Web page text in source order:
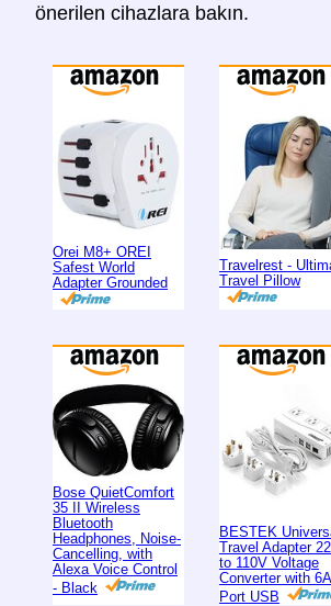
önerilen cihazlara bakın.
Orei M8+ OREI
Safest World
Adapter Grounded
Travelrest -
Travel Pillow
Bose QuietComfort
35 II Wireless
Bluetooth
Headphones, Noise-
Cancelling, with
Alexa Voice Control
- Black
BESTEK
Travel Adapter
to 110V Voltage
Converter with
Port USB